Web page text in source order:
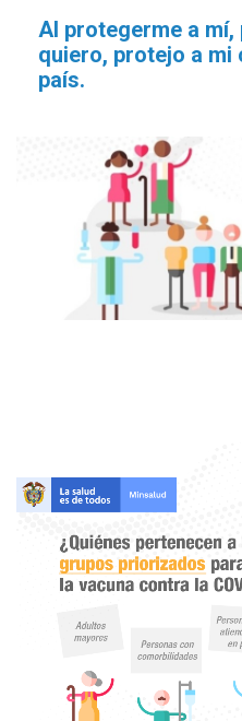
Al protegerme a
quiero, protejo a mi
país.